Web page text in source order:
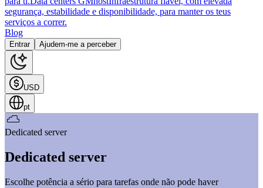
segurança, estabilidade e disponibilidade, para manter os teus
serviços a correr.
Blog
Entrar Ajudem-me a perceber
USD
pt
Dedicated server
Dedicated server
Escolhe potência a sério para tarefas onde não pode haver